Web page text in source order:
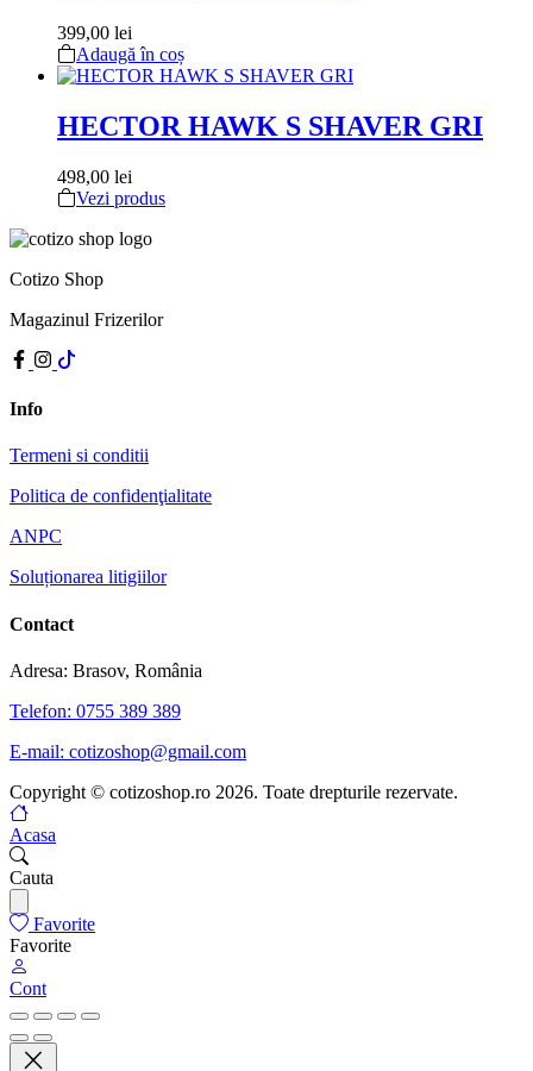
399,00 lei
Adaugă în coș
HECTOR HAWK S SHAVER GRI
498,00 lei
Vezi produs
Cotizo Shop
Magazinul Frizerilor
Info
Termeni si conditii
Politica de confidenţialitate
ANPC
Soluționarea litigiilor
Contact
Adresa: Brasov, România
Telefon: 0755 389 389
E-mail: cotizoshop@gmail.com
Copyright © cotizoshop.ro 2026. Toate drepturile rezervate.
Acasa
Cauta
Favorite
Favorite
Cont